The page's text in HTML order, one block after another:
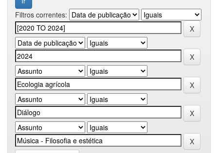
Filtros correntes: